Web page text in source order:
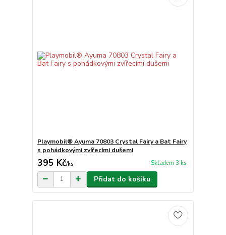
Playmobil® Ayuma 70803 Crystal Fairy a Bat Fairy
s pohádkovými zvířecími dušemi
395 Kč/ks Skladem 3 ks
Přidat do košíku